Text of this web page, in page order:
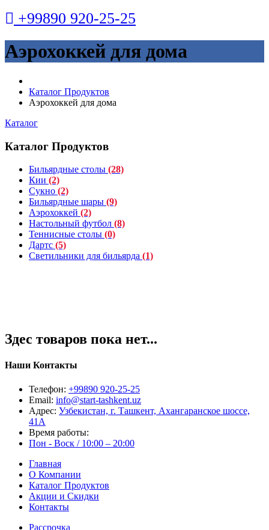
+99890 920-25-25
Аэрохоккей для дома
Каталог Продуктов
Аэрохоккей для дома
Каталог
Каталог Продуктов
Бильярдные столы (28)
Кии (2)
Сукно (2)
Бильярдные шары (9)
Аэрохоккей (2)
Настольный футбол (8)
Теннисные столы (0)
Дартс (5)
Светильники для бильярда (1)
Здес товаров пока нет...
Наши Контакты
Телефон: +99890 920-25-25
Email: info@start-tashkent.uz
Адрес: Узбекистан, г. Ташкент, Ахангаранское шоссе,
41А
Время работы:
Пон - Воск / 10:00 – 20:00
Главная
О Компании
Каталог Продуктов
Акции и Скидки
Контакты
Рассрочка